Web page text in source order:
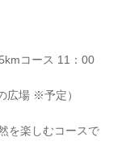
コース 11：00
広場 ※予定）
を楽しむコースで